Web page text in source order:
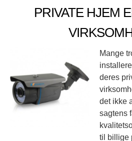
PRIVATE HJEM
Mange
deres
det ikke
sagtens
til billige